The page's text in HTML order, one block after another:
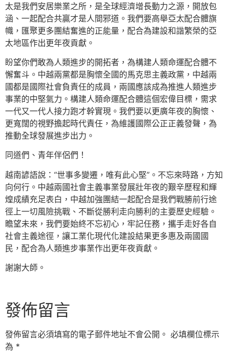
太是我們安居樂業之所，是全球經濟增長動力之源，開放包
涵、一起配合共贏才是人間邪道。我們要高舉亞太配合體旗
幟，匯聚更多團結奮進的正能量，配合為建設和諧繁榮的亞
太地區作出更年夜貢獻。
盼望你們敢為人類進步的開拓者，為構建人類命運配合體不
懈奮斗。中越兩黨都是胸懷全國的馬克思主義政黨，中越兩
國都是國際社會負責任的成員，兩國應該成為推進人類進步
事業的中堅氣力。構建人類命運配合體這個宏偉目標，需求
一代又一代人接力跑才幹實現。我們要以更廣年夜的胸懷、
更寬闊的視野擔起時代責任，為維護國際公正正義發聲，為
推動全球發展進步出力。
同道們、青年伴侶們！
越南諺語說：“世事多變遷，唯有此心堅”。不忘來時路，方知
向何行。中越兩國社會主義事業發展壯年夜的艱辛歷程和輝
煌成績充足表白，中越加強團結一起配合是我們戰勝前行途
徑上一切風險挑戰、不斷從勝利走向勝利的主要歷史經驗。
瞻望未來，我們要始終不忘初心，牢記任務，攜手走好各自
社會主義途徑，讓工業化現代化建設結果更多惠及兩國國
民，配合為人類進步事業作出更年夜貢獻。
謝謝大師。
發佈留言
發佈留言必須填寫的電子郵件地址不會公開。 必填欄位標示
為 *